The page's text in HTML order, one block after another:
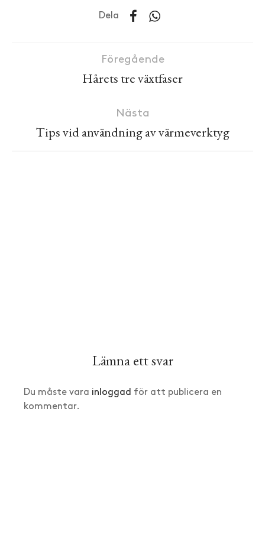
Dela
Föregående
Hårets tre växtfaser
Nästa
Tips vid användning av värmeverktyg
Lämna ett svar
Du måste vara inloggad för att publicera en
kommentar.